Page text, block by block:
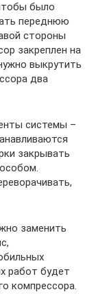
было
переднюю
стороны
закреплен на
выкрутить
два
системы –
закрывать
заменить
работ будет
компрессора.